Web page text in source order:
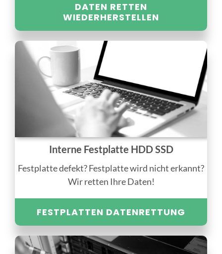
DATEN RETTEN
WIEDERHERSTELLEN
Interne Festplatte HDD SSD
Festplatte defekt? Festplatte wird nicht erkannt?
Wir retten Ihre Daten!
FESTPLATTEN DATENRETTUNG